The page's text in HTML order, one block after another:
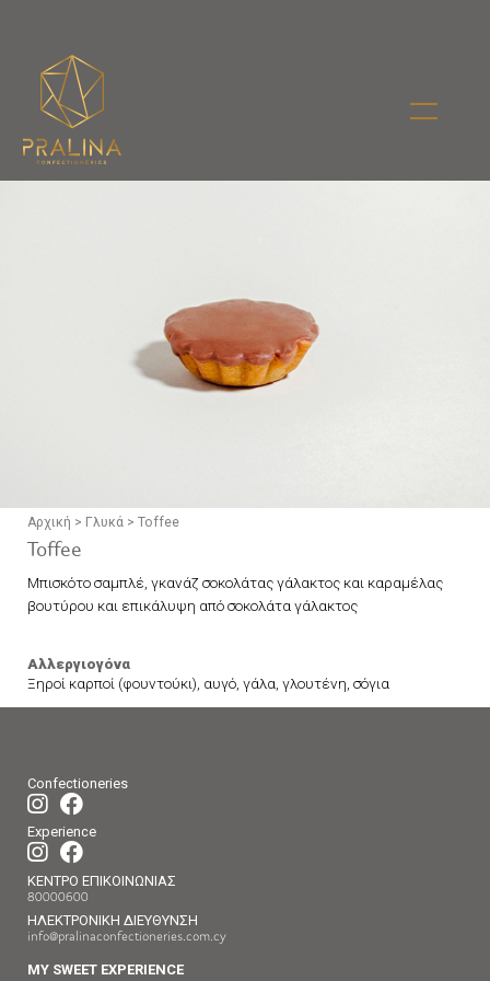
Αρχική > Γλυκά > Toffee
Toffee
Μπισκότο σαμπλέ, γκανάζ σοκολάτας γάλακτος και καραμέλας
βουτύρου και επικάλυψη από σοκολάτα γάλακτος
Αλλεργιογόνα
Ξηροί καρποί (φουντούκι), αυγό, γάλα, γλουτένη, σόγια
Confectioneries
Experience
ΚΕΝΤΡΟ ΕΠΙΚΟΙΝΩΝΙΑΣ
80000600
ΗΛΕΚΤΡΟΝΙΚΗ ΔΙΕΥΘΥΝΣΗ
info@pralinaconfectioneries.com.cy
MY SWEET EXPERIENCE